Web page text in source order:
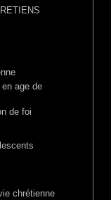
age de
de foi
chrétienne